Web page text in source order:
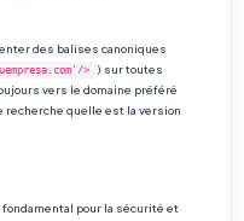
des balises canoniques
>
) sur toutes
vers le domaine préféré
recherche quelle est la version
pour la sécurité et